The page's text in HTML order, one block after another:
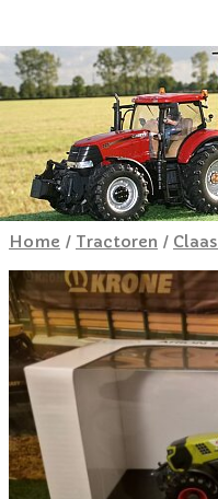
Home / Tractoren / Claas